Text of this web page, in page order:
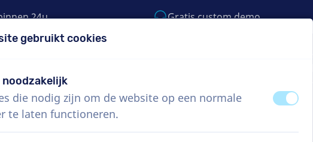
24u Gratis custom demo
ons Hoe werkt het?
gebruikt cookies
die nodig zijn om de website op een normale
te laten functioneren.
uit aan